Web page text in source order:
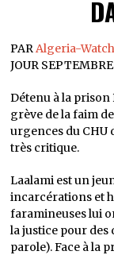
PAR Algeria-Watch
JOUR
Détenu à la prison
grève de la faim
urgences du CHU
très critique.
Laalami est un
incarcérations et
faramineuses lui
la justice pour des
parole). Face à la